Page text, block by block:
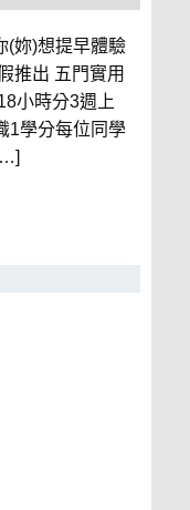
(妳)想提早體驗
推出 五門實用
小時分3週上
1學分每位同學